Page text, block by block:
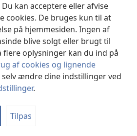
kan acceptere eller afvise
cookies. De bruges kun til at
på hjemmesiden. Ingen af
blive solgt eller brugt til
flere oplysninger kan du ind på
af cookies og lignende
selv ændre dine indstillinger ved
.
Tilpas
Bible and Tract Society of Pennsylvania.